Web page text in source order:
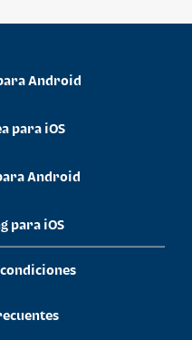
Android
para iOS
Android
para iOS